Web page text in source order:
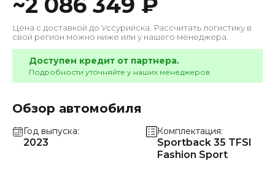
Цена с доставкой до Уссурийска . Рассчитать логистику в
свой регион можно ниже или у нашего менеджера.
Доступен кредит от партнера.
Подробности уточняйте у наших менеджеров.
Обзор автомобиля
Год выпуска
2023
Комплектация
Sportback 35 TFSI
Fashion Sport